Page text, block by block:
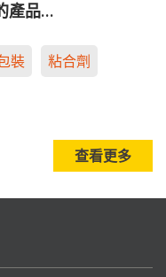
產品…
裝 粘合劑
查看更多